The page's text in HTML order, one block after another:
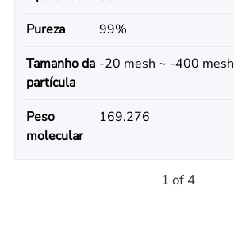
Pureza
99%
Tamanho da
partícula
-20 mesh ~ -400 mesh
Peso
molecular
169.276
1 of 4